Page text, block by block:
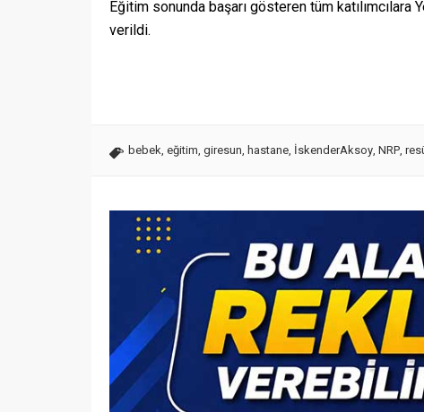
Eğitim sonunda başarı gösteren tüm katılımcılara
verildi.
bebek, eğitim, giresun, hastane, İskenderAksoy, NRP,